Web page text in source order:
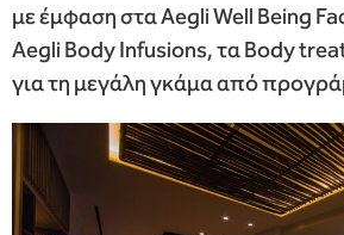
με έμφαση στα Aegli Well Being
Aegli Body Infusions, τα Body
για τη μεγάλη γκάμα από